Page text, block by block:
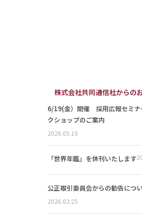
株式会社共同通信社からの
6/19(金）開催 採用広報セミナ
クショップのご案内
2026.05.10
「世界年鑑」を休刊いたします
公正取引委員会からの勧告につ
2026.02.25